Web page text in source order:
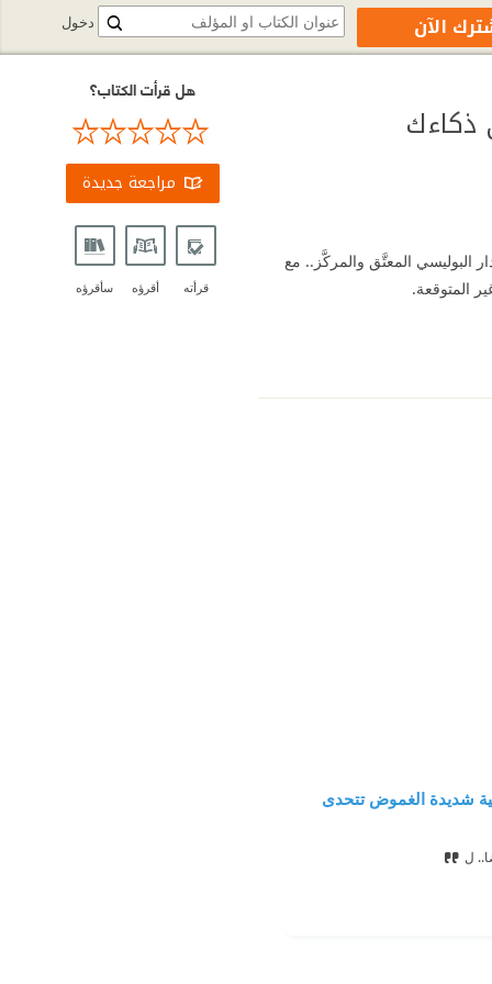
المعتَّق والمركَّز.. مع
المتوقعة.
شديدة الغموض تتحدى
ل
هل قرأت الكتاب؟
مراجعة جديدة
قرأته أقرؤه سأقرؤه
دخول الآن